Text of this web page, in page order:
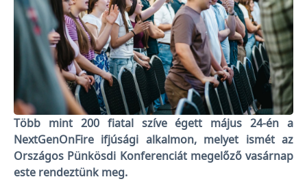
Több mint 200 fiatal szíve égett május 24-én a
NextGenOnFire ifjúsági alkalmon, melyet ismét az
Országos Pünkösdi Konferenciát megelőző vasárnap
este rendeztünk meg.